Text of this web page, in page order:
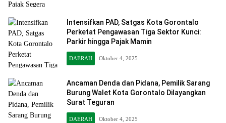
Intensifkan PAD, Satgas Kota Gorontalo
Perketat Pengawasan Tiga Sektor Kunci:
Parkir hingga Pajak Mamin
DAERAH Oktober 4, 2025
Ancaman Denda dan Pidana, Pemilik Sarang
Burung Walet Kota Gorontalo Dilayangkan
Surat Teguran
DAERAH Oktober 4, 2025